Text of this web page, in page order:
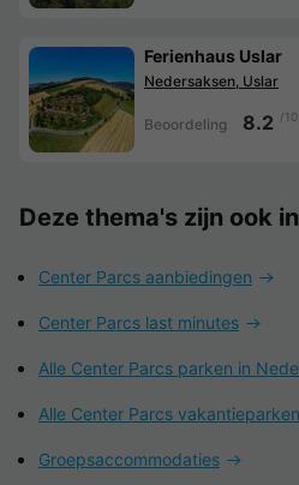
Ferienhaus Uslar
Nedersaksen, Uslar
Beoordeling 8.2 /10
Deze thema's zijn ook
Center Parcs aanbiedingen
Center Parcs last minutes
Alle Center Parcs parken in
Alle Center Parcs vakantieparken
Groepsaccommodaties